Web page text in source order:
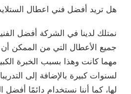
هل تريد أفضل فني اعطال
نمتلك لدينا في الشركة أفضل
جميع الأعطال التي من الممكن
مهما كانت وهذا بسبب الخبرة
لسنوات كبيرة بالإضافة إلى
لها، كما أننا نستخدام دائمًا أفضل